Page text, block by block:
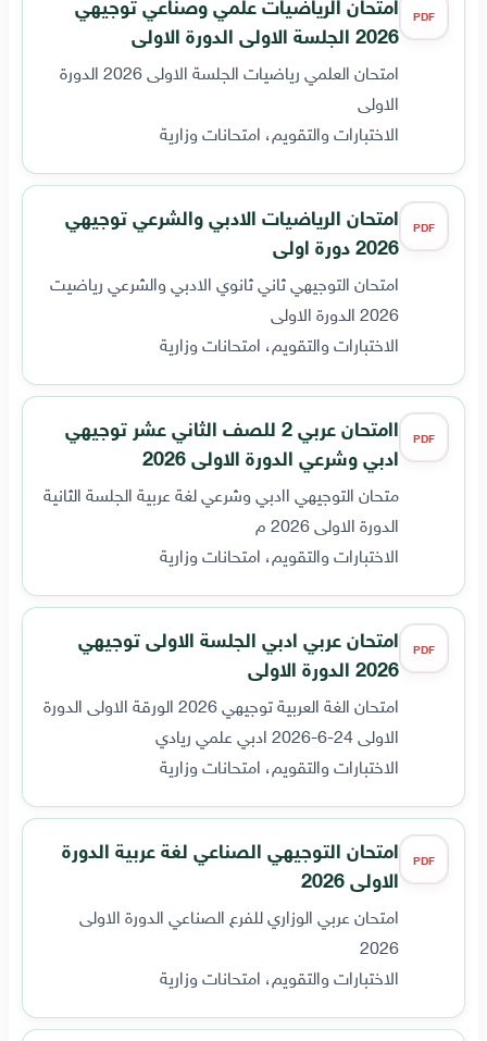
PDF
2026 الجلسة الاولى الدورة الاولى
امتحان العلمي رياضيات الجلسة الاولى 2026 الدورة
الاولى
الاختبارات والتقويم، امتحانات وزارية
PDF
امتحان الرياضيات الادبي والشرعي توجيهي
2026 دورة اولى
امتحان التوجيهي ثاني ثانوي الادبي والشرعي رياضيت
2026 الدورة الاولى
الاختبارات والتقويم، امتحانات وزارية
PDF
اامتحان عربي 2 للصف الثاني عشر توجيهي
ادبي وشرعي الدورة الاولى 2026
متحان التوجيهي اادبي وشرعي لغة عربية الجلسة الثانية
الدورة الاولى 2026 م
الاختبارات والتقويم، امتحانات وزارية
PDF
امتحان عربي ادبي الجلسة الاولى توجيهي
2026 الدورة الاولى
امتحان الغة العربية توجيهي 2026 الورقة الاولى الدورة
الاولى 24-6-2026 ادبي علمي ريادي
الاختبارات والتقويم، امتحانات وزارية
PDF
امتحان التوجيهي الصناعي لغة عربية الدورة
الاولى 2026
امتحان عربي الوزاري للفرع الصناعي الدورة الاولى
2026
الاختبارات والتقويم، امتحانات وزارية